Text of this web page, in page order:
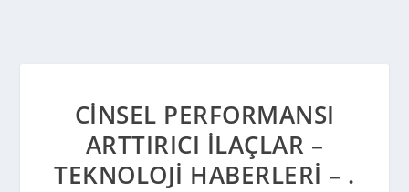
CINSEL PERFORMANSI
ARTTIRICI İLAÇLAR –
TEKNOLOJI HABERLERI – .